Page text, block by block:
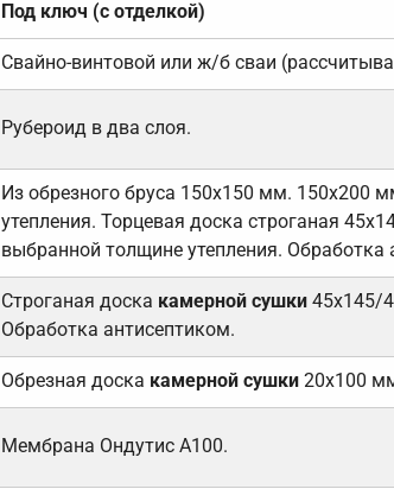
Под ключ (с отделкой)
Свайно-винтовой или ж/б сваи
Рубероид в два слоя.
Из обрезного бруса 150х150 мм. 150х200
утепления. Торцевая доска строганая
выбранной толщине утепления. Обработка
Строганая доска камерной сушки 45х145/
Обработка антисептиком.
Обрезная доска камерной сушки20х100
Мембрана Ондутис А100.